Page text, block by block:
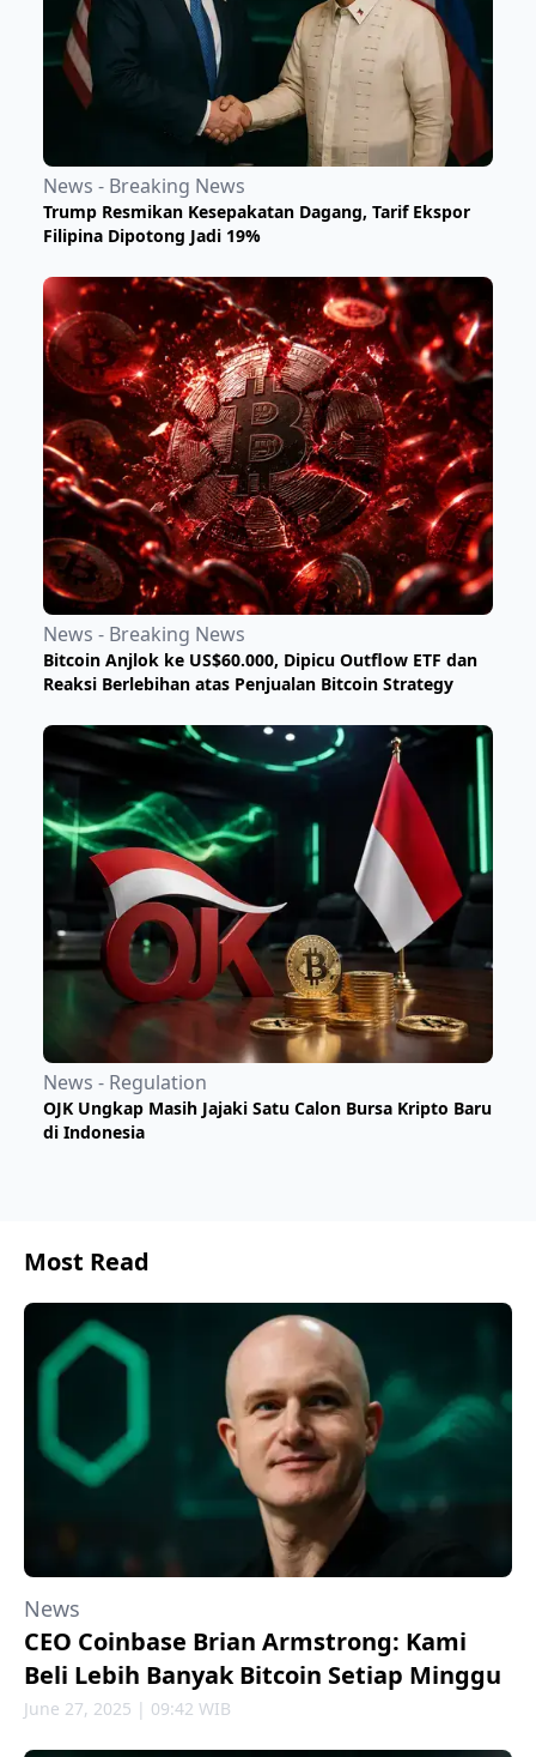
News - Breaking News
Trump Resmikan Kesepakatan Dagang, Tarif Ekspor
Filipina Dipotong Jadi 19%
News - Breaking News
Bitcoin Anjlok ke US$60.000, Dipicu Outflow ETF dan
Reaksi Berlebihan atas Penjualan Bitcoin Strategy
News - Regulation
OJK Ungkap Masih Jajaki Satu Calon Bursa Kripto Baru
di Indonesia
Most Read
News
CEO Coinbase Brian Armstrong: Kami
Beli Lebih Banyak Bitcoin Setiap Minggu
June 27, 2025 | 09:42 WIB